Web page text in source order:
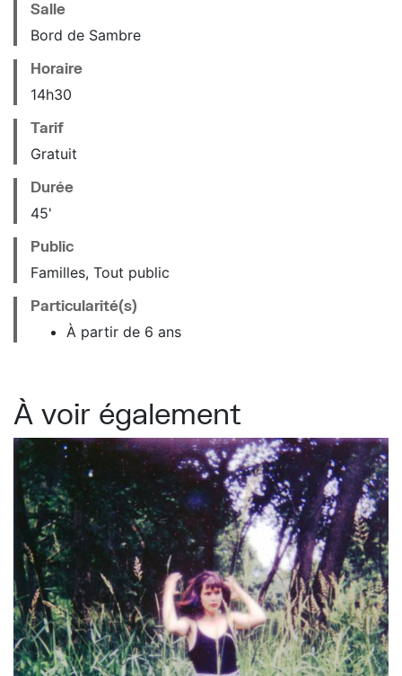
Salle
Bord de Sambre
Horaire
14h30
Tarif
Gratuit
Durée
45'
Public
Familles, Tout public
Particularité(s)
À partir de 6 ans
À voir également